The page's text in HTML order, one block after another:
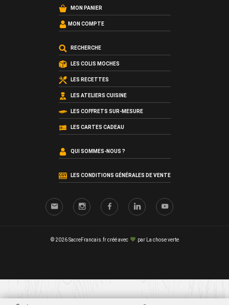
MON PANIER
MON COMPTE
RECHERCHE
LES COLIS MOCHES
LES RECETTES
LES ATELIERS CUISINE
LES COFFRETS SUR-MESURE
LES CARTES CADEAU
QUI SOMMES-NOUS ?
LES CONDITIONS GÉNÉRALES DE VENTE
© 2026 SacreFrancais.fr créé avec par La chose verte